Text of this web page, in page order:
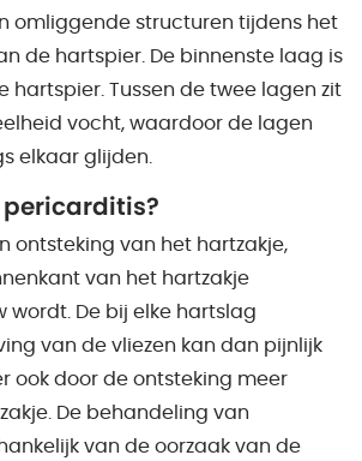
omliggende structuren tijdens het
de hartspier. De binnenste laag is
hartspier. Tussen de twee lagen zit
vocht, waardoor de lagen
elkaar glijden.
ontsteking van het hartzakje,
van het hartzakje
wordt. De bij elke hartslag
van de vliezen kan dan pijnlijk
ook door de ontsteking meer
De behandeling van
van de oorzaak van de